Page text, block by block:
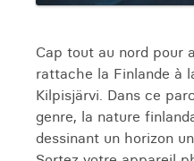
Cap tout au nord pour
rattache la Finlande à
Kilpisjärvi. Dans ce
genre, la nature
dessinant un horizon